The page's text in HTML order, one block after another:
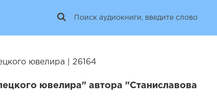
ювелира | 26164
ювелира" автора "Станиславова